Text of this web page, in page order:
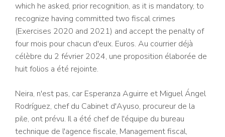
which he asked, prior recognition, as it is mandatory, to
recognize having committed two fiscal crimes
(Exercises 2020 and 2021) and accept the penalty of
four mois pour chacun d'eux. Euros. Au courrier déjà
célèbre du 2 février 2024, une proposition élaborée de
huit folios a été rejointe.
Neira, n'est pas, car Esperanza Aguirre et Miguel Ángel
Rodríguez, chef du Cabinet d'Ayuso, procureur de la
pile, ont prévu. Il a été chef de l'équipe du bureau
technique de l'agence fiscale, Management fiscal,